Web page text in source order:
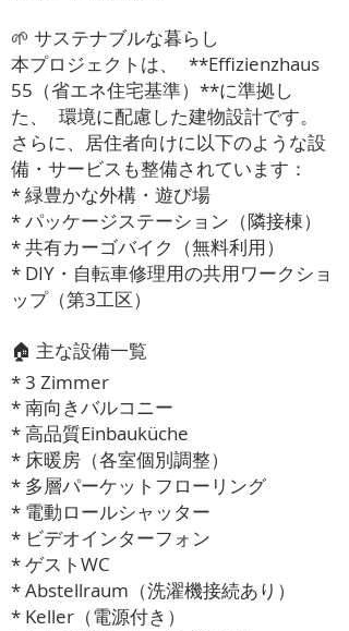
🌱 サステナブルな暮らし
本プロジェクトは、 **Effizienzhaus
55（省エネ住宅基準）**に準拠し
た、 環境に配慮した建物設計です。
さらに、居住者向けに以下のような設
備・サービスも整備されています：
* 緑豊かな外構・遊び場
* パッケージステーション（隣接棟）
* 共有カーゴバイク（無料利用）
* DIY・自転車修理用の共用ワークショ
ップ（第3工区）
🏠 主な設備一覧
* 3 Zimmer
* 南向きバルコニー
* 高品質Einbauküche
* 床暖房（各室個別調整）
* 多層パーケットフローリング
* 電動ロールシャッター
* ビデオインターフォン
* ゲストWC
* Abstellraum（洗濯機接続あり）
* Keller（電源付き）